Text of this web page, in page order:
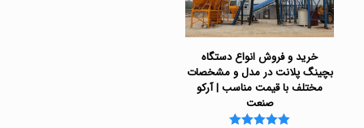
خرید و فروش انواع دستگاه
بچینگ پلانت در مدل و مشخصات
مختلف با قیمت مناسب | آرکو
صنعت